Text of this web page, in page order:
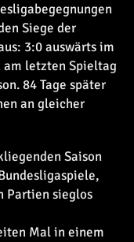
Siege der
3:0 auswärts im
am letzten Spieltag
84 Tage später
an gleicher
Saison
Partien sieglos
Mal in einem